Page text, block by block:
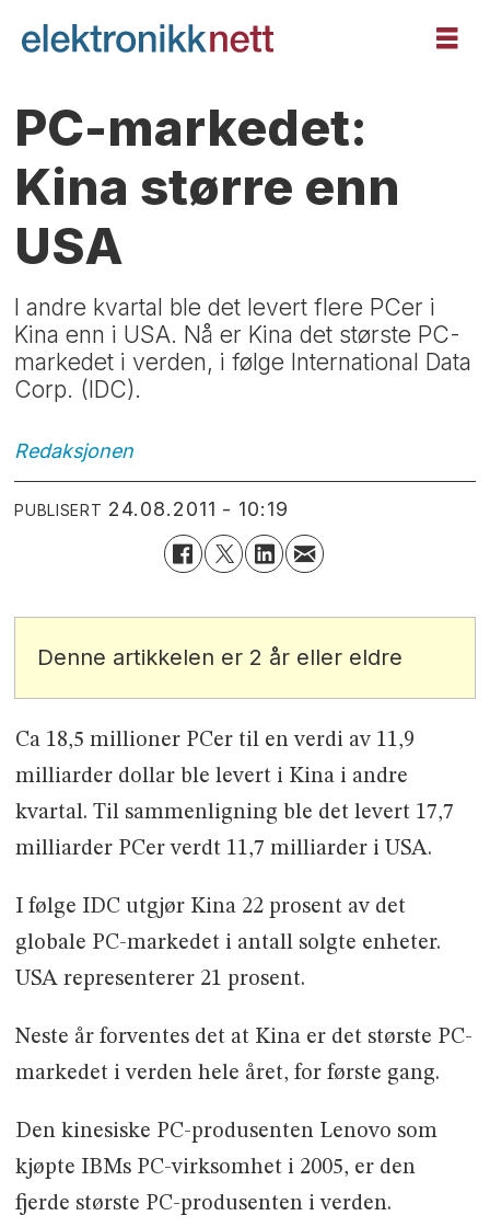
PC-markedet:
Kina større enn
USA
I andre kvartal ble det levert flere PCer i
Kina enn i USA. Nå er Kina det største PC-
markedet i verden, i følge International Data
Corp. (IDC).
Redaksjonen
PUBLISERT 24.08.2011 - 10:19
Denne artikkelen er 2 år eller eldre
Ca 18,5 millioner PCer til en verdi av 11,9
milliarder dollar ble levert i Kina i andre
kvartal. Til sammenligning ble det levert 17,7
milliarder PCer verdt 11,7 milliarder i USA.
I følge IDC utgjør Kina 22 prosent av det
globale PC-markedet i antall solgte enheter.
USA representerer 21 prosent.
Neste år forventes det at Kina er det største PC-
markedet i verden hele året, for første gang.
Den kinesiske PC-produsenten Lenovo som
kjøpte IBMs PC-virksomhet i 2005, er den
fjerde største PC-produsenten i verden.